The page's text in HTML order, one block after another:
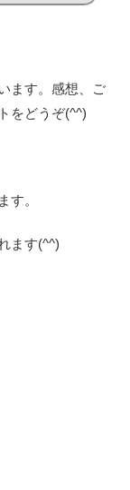
ます。感想、ご
をどうぞ(^^)
す。
ます(^^)